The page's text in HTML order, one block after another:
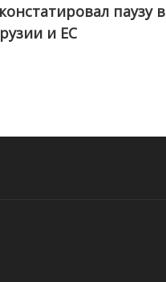
паузу в
и ЕС